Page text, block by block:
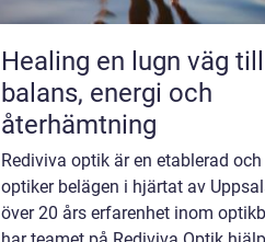
Healing en lugn väg till
balans, energi och
återhämtning
Rediviva optik är en etablerad
optiker belägen i hjärtat av
över 20 års erfarenhet inom